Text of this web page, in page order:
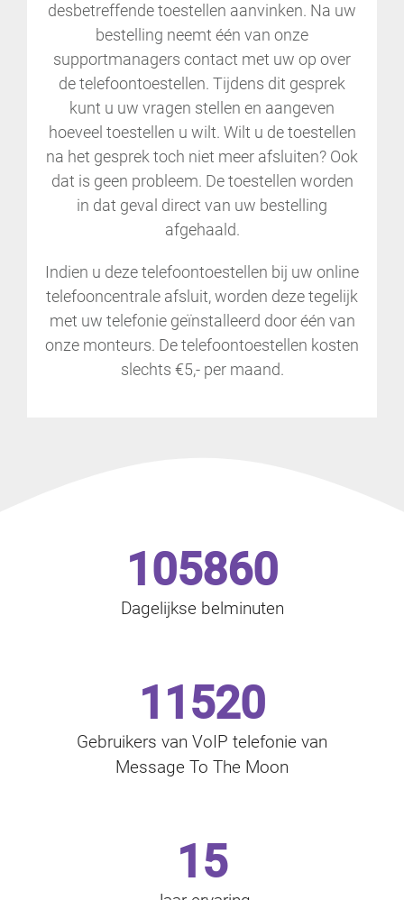
desbetreffende toestellen aanvinken. Na uw
bestelling neemt één van onze
supportmanagers contact met uw op over
de telefoontoestellen. Tijdens dit gesprek
kunt u uw vragen stellen en aangeven
hoeveel toestellen u wilt. Wilt u de toestellen
na het gesprek toch niet meer afsluiten? Ook
dat is geen probleem. De toestellen worden
in dat geval direct van uw bestelling
afgehaald.
Indien u deze telefoontoestellen bij uw online
telefooncentrale afsluit, worden deze tegelijk
met uw telefonie geïnstalleerd door één van
onze monteurs. De telefoontoestellen kosten
slechts €5,- per maand.
105860
Dagelijkse belminuten
11520
Gebruikers van VoIP telefonie van
Message To The Moon
15